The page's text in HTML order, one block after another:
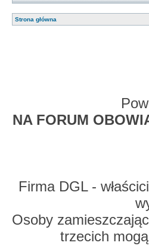
Strona główna
NA FORUM
Firma DGL -
Osoby
trzecich